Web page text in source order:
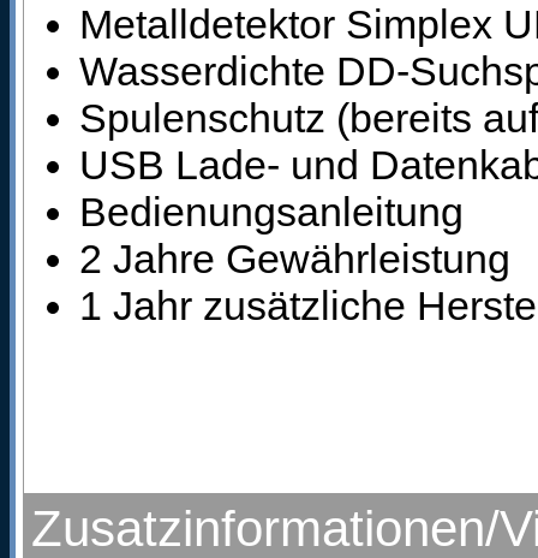
Metalldetektor Simplex
Wasserdichte DD-
Spulenschutz (bereits
USB Lade- und
Bedienungsanleitung
2 Jahre Gewährleistung
1 Jahr zusätzliche
Zusatzinformationen/